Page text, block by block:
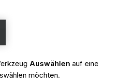
Auswählen auf eine
möchten.